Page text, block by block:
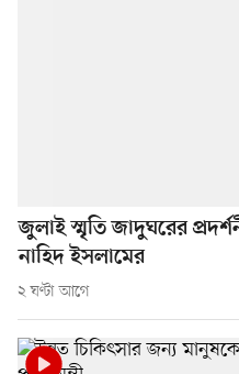
জুলাই স্মৃতি জাদুঘরের
নাহিদ ইসলামের
২ ঘণ্টা আগে